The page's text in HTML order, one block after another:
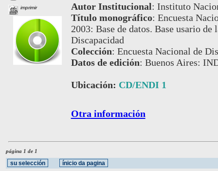
imprimir Autor Institucional: Instituto
Título monográfico: Encuesta
2003: Base de datos. Base usario
Discapacidad
Colección: Encuesta Nacional de
Datos de edición: Buenos Aires:
Ubicación: CD/ENDI 1
Otra información
página 1 de 1